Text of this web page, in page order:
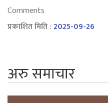
Comments
प्रकाशित मिति :2025-09-26
अरु समाचार